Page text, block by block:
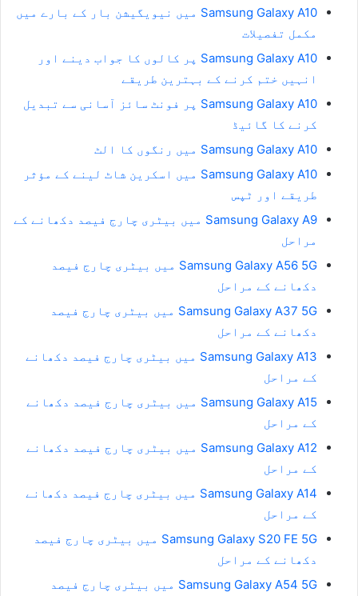
Samsung Galaxy A10 میں نیویگیشن بار کے بارے میں
مکمل تفصیلات
Samsung Galaxy A10 پر کالوں کا جواب دینے اور
انہیں ختم کرنے کے بہترین طریقے
Samsung Galaxy A10 پر فونٹ سائز آسانی سے تبدیل
کرنے کا گائیڈ
Samsung Galaxy A10 میں رنگوں کا الٹ
Samsung Galaxy A10 میں اسکرین شاٹ لینے کے مؤثر
طریقے اور ٹپس
Samsung Galaxy A9 میں بیٹری چارج فیصد دکھانے کے
مراحل
Samsung Galaxy A56 5G میں بیٹری چارج فیصد
دکھانے کے مراحل
Samsung Galaxy A37 5G میں بیٹری چارج فیصد
دکھانے کے مراحل
Samsung Galaxy A13 میں بیٹری چارج فیصد دکھانے
کے مراحل
Samsung Galaxy A15 میں بیٹری چارج فیصد دکھانے
کے مراحل
Samsung Galaxy A12 میں بیٹری چارج فیصد دکھانے
کے مراحل
Samsung Galaxy A14 میں بیٹری چارج فیصد دکھانے
کے مراحل
Samsung Galaxy S20 FE 5G میں بیٹری چارج فیصد
دکھانے کے مراحل
Samsung Galaxy A54 5G میں بیٹری چارج فیصد